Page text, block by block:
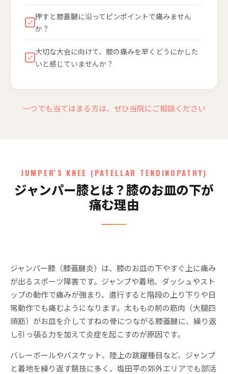
押すと膝蓋腱に沿ってピンポイントで痛みません
か？
大切な大会に向けて、膝の痛みを早くどうにかした
いと感じていませんか？
一つでも当てはまる方は、ぜひ当院にご相談ください
JUMPER'S KNEE (PATELLAR TENDINOPATHY)
ジャンパー膝とは？膝のお皿の下が
痛む理由
ジャンパー膝（膝蓋腱炎）は、膝のお皿の下やすぐ上に痛み
が出るスポーツ障害です。ジャンプや着地、ダッシュやスト
ップの動作で痛みが強まり、進行すると階段の上り下りや日
常動作でも痛むようになります。太ももの前の筋肉（大腿四
頭筋）がお皿を介してすねの骨につながる膝蓋腱に、繰り返
し引っ張る力を加えて炎症を起こすのが原因です。
バレーボールやバスケット、陸上の跳躍種目など、ジャンプ
と着地を繰り返す競技に多く、塩田平の郊外エリアでも部活